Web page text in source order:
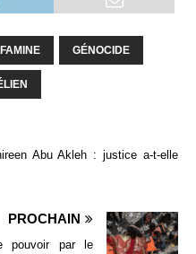
FAMINE GÉNOCIDE
Abu Akleh : justice a-t-elle
PROCHAIN
pouvoir par le